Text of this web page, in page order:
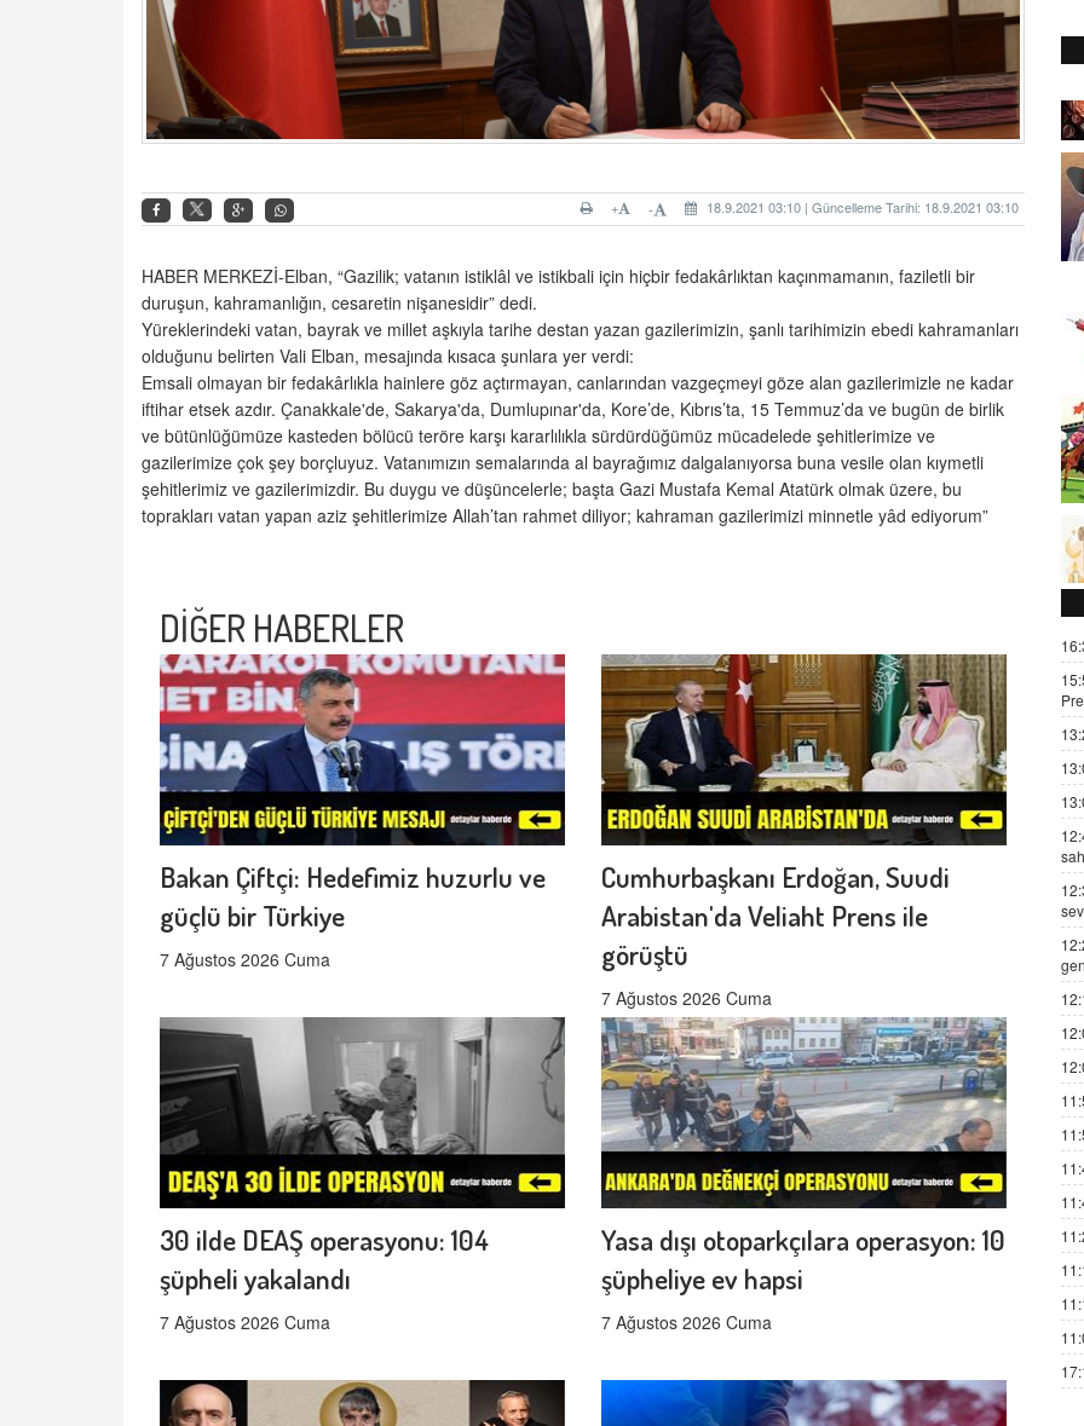
18.9.2021 03:10 | Güncelleme Tarihi: 18.9.2021 03:10
-
+
HABER MERKEZİ-Elban, “Gazilik; vatanın istiklâl ve istikbali için hiçbir fedakârlıktan kaçınmamanın, faziletli bir
duruşun, kahramanlığın, cesaretin nişanesidir” dedi.
Yüreklerindeki vatan, bayrak ve millet aşkıyla tarihe destan yazan gazilerimizin, şanlı tarihimizin ebedi kahramanları
olduğunu belirten Vali Elban, mesajında kısaca şunlara yer verdi:
Emsali olmayan bir fedakârlıkla hainlere göz açtırmayan, canlarından vazgeçmeyi göze alan gazilerimizle ne kadar
iftihar etsek azdır. Çanakkale'de, Sakarya'da, Dumlupınar'da, Kore’de, Kıbrıs’ta, 15 Temmuz’da ve bugün de birlik
ve bütünlüğümüze kasteden bölücü teröre karşı kararlılıkla sürdürdüğümüz mücadelede şehitlerimize ve
gazilerimize çok şey borçluyuz. Vatanımızın semalarında al bayrağımız dalgalanıyorsa buna vesile olan kıymetli
şehitlerimiz ve gazilerimizdir. Bu duygu ve düşüncelerle; başta Gazi Mustafa Kemal Atatürk olmak üzere, bu
toprakları vatan yapan aziz şehitlerimize Allah’tan rahmet diliyor; kahraman gazilerimizi minnetle yâd ediyorum”
DİĞER HABERLER
Bakan Çiftçi: Hedefimiz huzurlu ve
güçlü bir Türkiye
7 Ağustos 2026 Cuma
Cumhurbaşkanı Erdoğan, Suudi
Arabistan'da Veliaht Prens ile
görüştü
7 Ağustos 2026 Cuma
30 ilde DEAŞ operasyonu: 104
şüpheli yakalandı
7 Ağustos 2026 Cuma
Yasa dışı otoparkçılara operasyon: 10
şüpheliye ev hapsi
7 Ağustos 2026 Cuma